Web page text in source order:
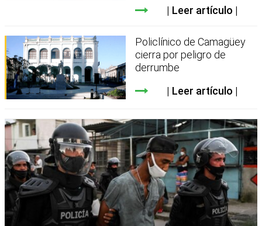
Leer artículo
Policlínico de Camagüey
cierra por peligro de
derrumbe
Leer artículo